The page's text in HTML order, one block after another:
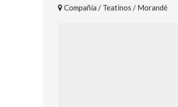
Compañía / Teatinos / Morandé